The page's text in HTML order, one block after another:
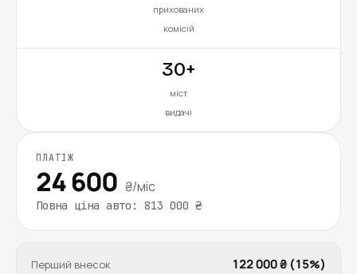
прихованих
комісій
30+
міст
видачі
ПЛАТІЖ
24 600 ₴/міс
Повна ціна авто: 813 000 ₴
Перший внесок 122 000 ₴ (15%)